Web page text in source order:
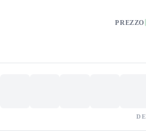
PREZZO